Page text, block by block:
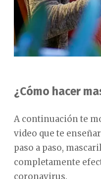
¿Cómo hacer
A continuación te
video que te
paso a paso,
completamente
coronavirus.